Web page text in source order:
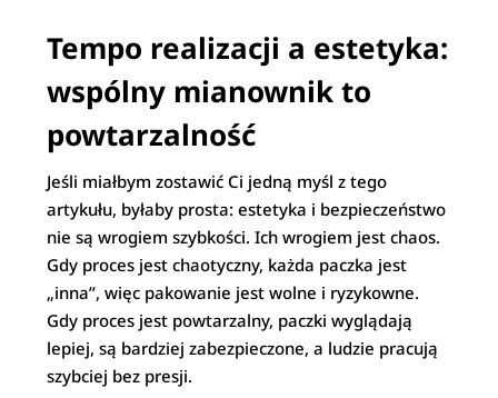
Tempo realizacji a estetyka:
wspólny mianownik to
powtarzalność
Jeśli miałbym zostawić Ci jedną myśl z tego
artykułu, byłaby prosta: estetyka i bezpieczeństwo
nie są wrogiem szybkości. Ich wrogiem jest chaos.
Gdy proces jest chaotyczny, każda paczka jest
„inna”, więc pakowanie jest wolne i ryzykowne.
Gdy proces jest powtarzalny, paczki wyglądają
lepiej, są bardziej zabezpieczone, a ludzie pracują
szybciej bez presji.